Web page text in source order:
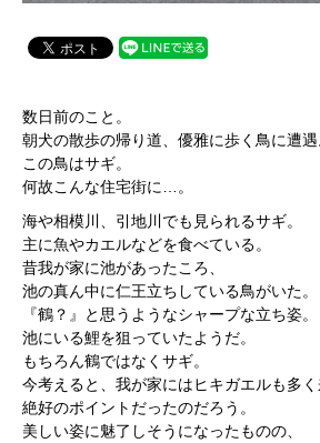
数日前のこと。
朝犬の散歩の帰り道、優雅に歩く鳥に遭遇
この鳥はサギ。
何故こんな住宅街に…。
海や相模川、引地川でも見られるサギ。
主に魚やカエルなどを食べている。
昔我が家に池があったころ、
池の真ん中に仁王立ちしている鳥がいた。
『鶴？』と思うようなシャープな立ち姿。
池にいる鯉を狙っていたようだ。
もちろん鶴ではなくサギ。
今考えると、我が家にはヒキガエルも多く
絶好のポイントだったのだろう。
美しい姿に魅了しそうになったものの、